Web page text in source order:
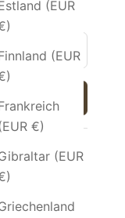
(EUR
(EUR
(EUR €)
(EUR
Kordel
22 cm.